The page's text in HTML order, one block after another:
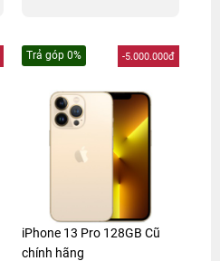
Trả góp 0% -5.000.000đ
iPhone 13 Pro 128GB Cũ
chính hãng